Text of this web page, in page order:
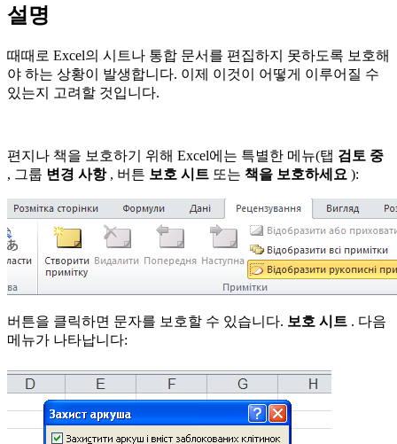
설명
때때로 Excel의 시트나 통합 문서를 편집하지 못하도록 보호해
야 하는 상황이 발생합니다. 이제 이것이 어떻게 이루어질 수
있는지 고려할 것입니다.
편지나 책을 보호하기 위해 Excel에는 특별한 메뉴(탭 검토 중
, 그룹 변경 사항 , 버튼 보호 시트 또는 책을 보호하세요 ):
버튼을 클릭하면 문자를 보호할 수 있습니다. 보호 시트 . 다음
메뉴가 나타납니다: